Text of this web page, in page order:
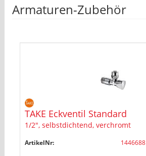
Armaturen-Zubehör
TAKE Eckventil Standard
1/2", selbstdichtend, verchromt
ArtikelNr: 1446688